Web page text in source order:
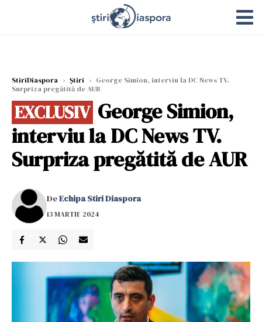
StiriDiaspora › Știri › George Simion, interviu la DC News TV.
Surpriza pregătită de AUR
EXCLUSIV George Simion,
interviu la DC News TV.
Surpriza pregătită de AUR
DeEchipa Stiri Diaspora
13 MARTIE 2024